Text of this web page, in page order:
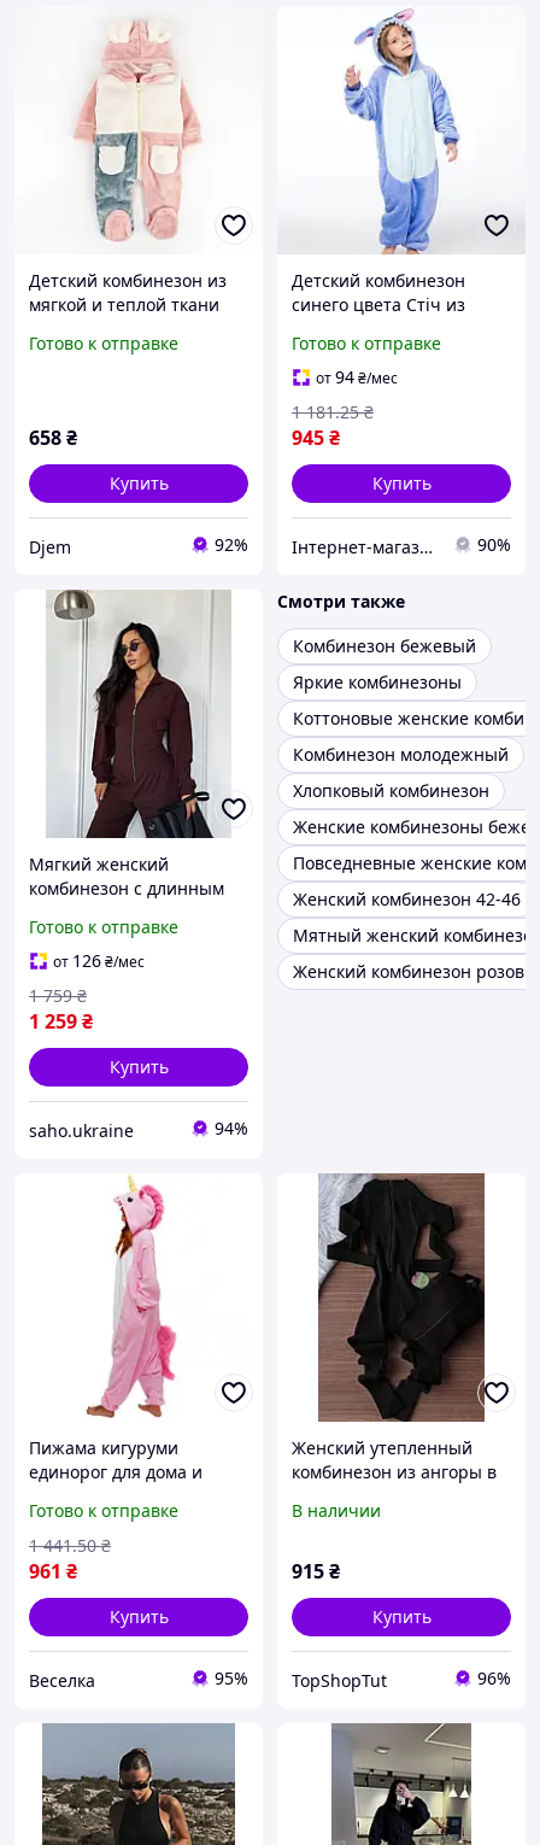
Детский комбинезон из
мягкой и теплой ткани
Готово к отправке
658₴
Купить
Djem 92%
Детский комбинезон
синего цвета Стіч из
домашнего
использования в
холодное время года
Готово к отправке
от94₴/мес
945₴
1 181.25 ₴
Купить
Інтернет-магазин Look 100 Clothes 90%
Мягкий женский
комбинезон с длинным
утепленный комбинезон
трикотаж рубчик с
прямыми брюками
девушке
Готово к отправке
от 126₴/мес
1 259₴
1 759 ₴
Купить
saho.ukraine 94%
Смотри также
Комбинезон бежевый
Яркие комбинезоны
Коттоновые женские
Комбинезон молодежный
Хлопковый комбинезон
Женские комбинезоны
Повседневные женские
Женский комбинезон 42-46
Мятный женский
Женский комбинезон
Пижама кигуруми
единорог для дома и
унисекс комбинезон с
капюшоном FLAME
Готово к отправке
961 ₴
1 441.50 ₴
Купить
Веселка 95%
Женский утепленный
комбинезон из ангоры в
В наличии
915₴
Купить
TopShopTut 96%